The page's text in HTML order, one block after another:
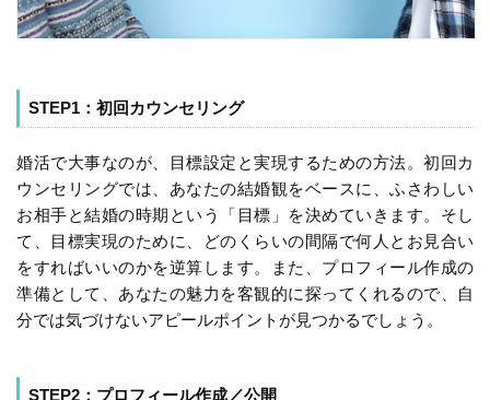
STEP1：初回カウンセリング
婚活で大事なのが、目標設定と実現するための方法。初回カ
ウンセリングでは、あなたの結婚観をベースに、ふさわしい
お相手と結婚の時期という「目標」を決めていきます。そし
て、目標実現のために、どのくらいの間隔で何人とお見合い
をすればいいのかを逆算します。また、プロフィール作成の
準備として、あなたの魅力を客観的に探ってくれるので、自
分では気づけないアピールポイントが見つかるでしょう。
STEP2：プロフィール作成／公開